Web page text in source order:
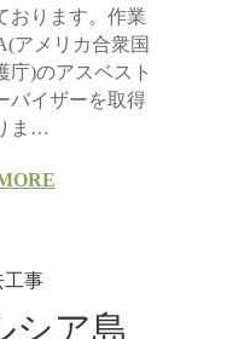
おります。作業
アメリカ合衆国
庁)のアスベスト
バイザーを取得
ま…
工事
シア島